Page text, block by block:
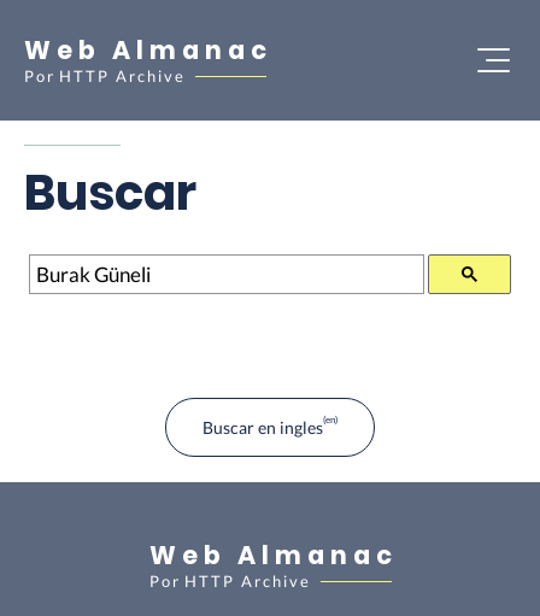
Web Almanac
Por HTTP Archive
Buscar
Buscar
Buscar en ingles
Web Almanac
Por HTTP Archive